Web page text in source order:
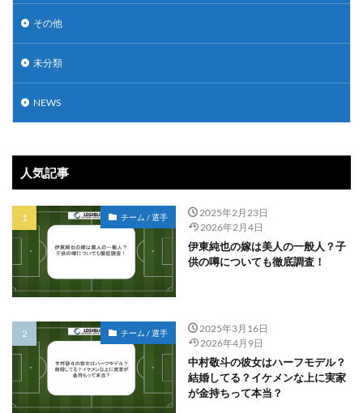
その他
未分類
NEWS
人気記事
チーム / 選手
2025年2月23日
2026年2月4日
伊東純也の嫁は美人の一般人？子
供の噂についても徹底調査！
チーム / 選手
2025年3月16日
2026年4月9日
中村敬斗の彼女はハーフモデル？
結婚してる？イケメンな上に実家
が金持ちって本当？